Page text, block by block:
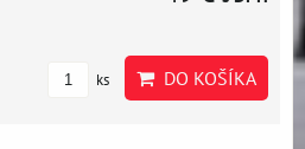
ks DO KOŠÍKA